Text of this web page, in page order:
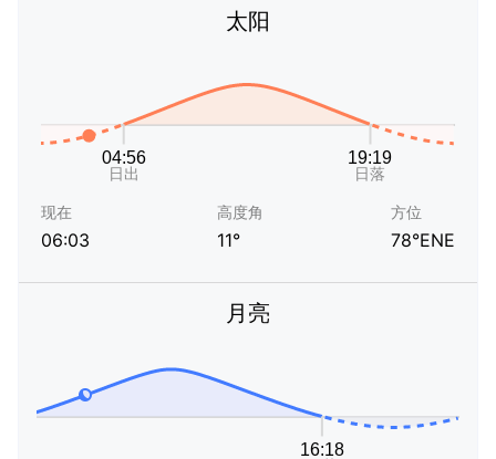
太阳
现在
06:03
高度角
11°
方位
78°ENE
月亮